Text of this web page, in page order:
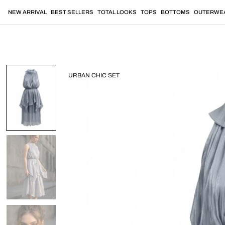
NEW ARRIVAL BEST SELLERS TOTAL LOOKS TOPS BOTTOMS
URBAN CHIC SET